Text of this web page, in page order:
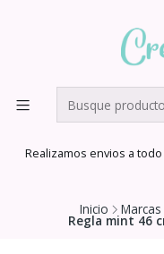
Realizamos envios a
Inicio Marcas
Regla mint 46